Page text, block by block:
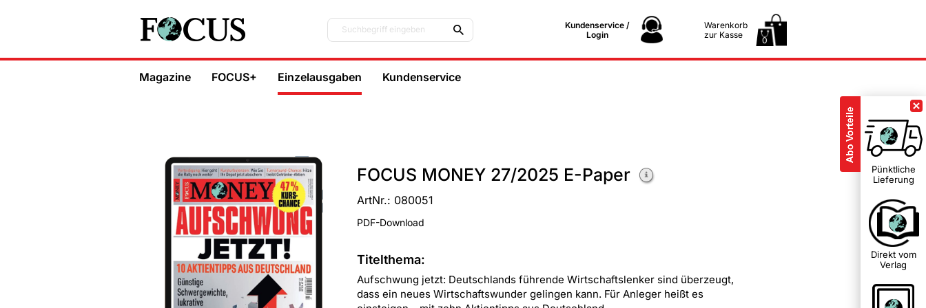
Magazine FOCUS+ Einzelausgaben Kundenservice
Warenkorb
zur Kasse
0
Kundenservice /
Login
Suchbegriff eingeben
FOCUS MONEY 27/2025 E-Paper
ArtNr.: 080051
PDF-Download
Titelthema:
Aufschwung jetzt: Deutschlands führende Wirtschaftslenker sind überzeugt,
dass ein neues Wirtschaftswunder gelingen kann. Für Anleger heißt es
Pünktliche
Lieferung
Direkt vom
Verlag